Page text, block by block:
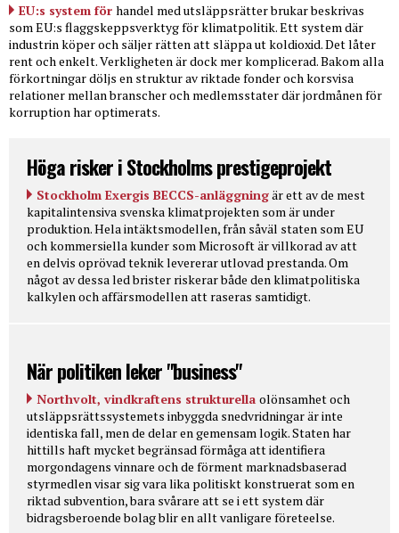
EU:s system för handel med utsläppsrätter brukar beskrivas
som EU:s flaggskeppsverktyg för klimatpolitik. Ett system där
industrin köper och säljer rätten att släppa ut koldioxid. Det låter
rent och enkelt. Verkligheten är dock mer komplicerad. Bakom alla
förkortningar döljs en struktur av riktade fonder och korsvisa
relationer mellan branscher och medlemsstater där jordmånen för
korruption har optimerats.
Höga risker i Stockholms prestigeprojekt
Stockholm Exergis BECCS-anläggningär ett av de mest
kapitalintensiva svenska klimatprojekten som är under
produktion. Hela intäktsmodellen, från såväl staten som EU
och kommersiella kunder som Microsoft är villkorad av att
en delvis oprövad teknik levererar utlovad prestanda. Om
något av dessa led brister riskerar både den klimatpolitiska
kalkylen och affärsmodellen att raseras samtidigt.
När politiken leker "business"
Northvolt, vindkraftens strukturella olönsamhet och
utsläppsrättssystemets inbyggda snedvridningar är inte
identiska fall, men de delar en gemensam logik. Staten har
hittills haft mycket begränsad förmåga att identifiera
morgondagens vinnare och de förment marknadsbaserad
styrmedlen visar sig vara lika politiskt konstruerat som en
riktad subvention, bara svårare att se i ett system där
bidragsberoende bolag blir en allt vanligare företeelse.